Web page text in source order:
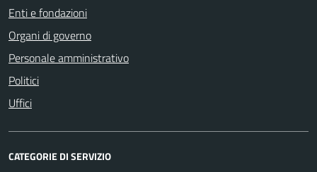
Enti e fondazioni
Organi di governo
Personale amministrativo
Politici
Uffici
CATEGORIE DI SERVIZIO